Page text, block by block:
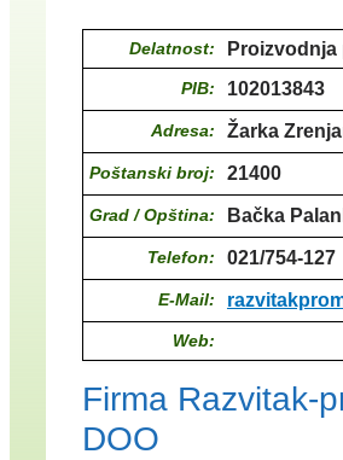
Delatnost:
PIB: 102013843
Adresa: Žarka
Poštanski broj: 21400
Grad / Opština: Bačka
Telefon: 021/754-127
E-Mail:
Web:
Firma Razvitak-
DOO